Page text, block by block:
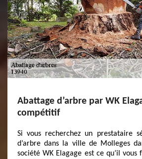
Abattage d’arbre par WK
compétitif
Si vous recherchez un prestataire
d’arbre dans la ville de Molleges
société WK Elagage est ce qu’il vous